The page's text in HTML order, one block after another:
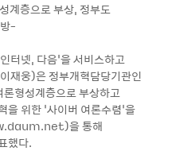
계층으로 부상, 정부도
-
터넷, 다음’을 서비스하고
재웅)은 정부개혁담당기관인
론형성계층으로 부상하고
위한 ‘사이버 여론수렴’을
을 통해
했다.